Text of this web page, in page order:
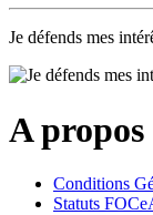
Je défends mes
A propos
Conditions
Statuts